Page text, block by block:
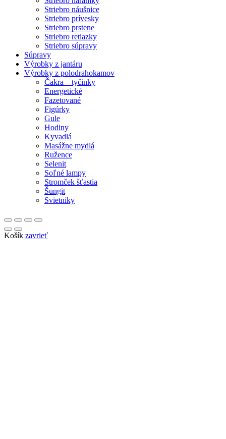
Striebro náušnice
Striebro prívesky
Striebro prstene
Striebro retiazky
Striebro súpravy
Súpravy
Výrobky z jantáru
Výrobky z polodrahokamov
Čakra – tyčinky
Energetické
Fazetované
Figúrky
Gule
Hodiny
Kyvadlá
Masážne mydlá
Ružence
Selenit
Soľné lampy
Stromček šťastia
Šungit
Svietniky
Košík zavrieť